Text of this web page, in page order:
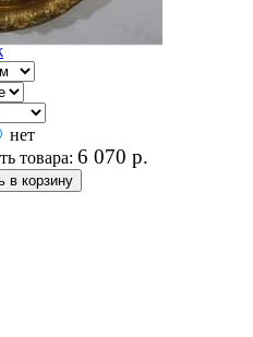
XIX века
нет
товара: 6 070 р.